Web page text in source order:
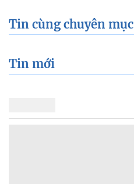
Tin cùng chuyên mục
Tin mới